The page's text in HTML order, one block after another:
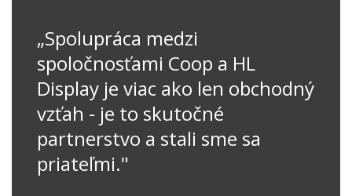
„Spolupráca medzi
spoločnosťami Coop a HL
Display je viac ako len obchodný
vzťah - je to skutočné
partnerstvo a stali sme sa
priateľmi."